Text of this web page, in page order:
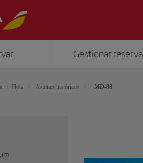
Gestionar reserva
Flota Aviones históricos MD-88